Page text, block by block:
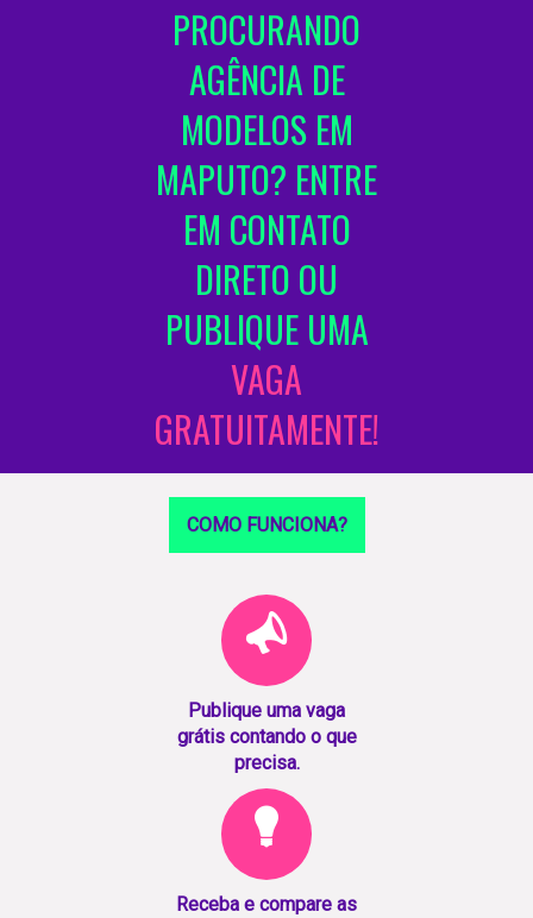
PROCURANDO
AGÊNCIA DE
MODELOS EM
MAPUTO? ENTRE
EM CONTATO
DIRETO OU
PUBLIQUE UMA
VAGA
GRATUITAMENTE!
COMO FUNCIONA?
Publique uma vaga
grátis contando o que
precisa.
Receba e compare as